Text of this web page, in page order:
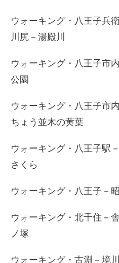
ウォーキング・八王子兵
川尻－湯殿川
ウォーキング・八王子市
公園
ウォーキング・八王子市
ちょう並木の黄葉
ウォーキング・八王子駅
さくら
ウォーキング・八王子－
ウォーキング・北千住－
ノ塚
ウォーキング・古淵－境